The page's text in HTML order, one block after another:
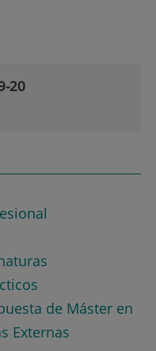
20
de Máster en
Externas